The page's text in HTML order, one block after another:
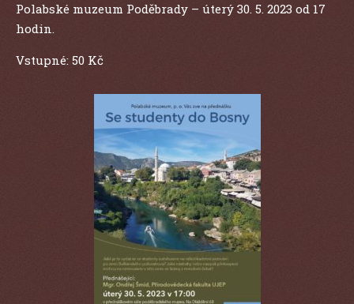
Polabské muzeum Poděbrady – úterý 30. 5. 2023 od 17
hodin.
Vstupné: 50 Kč